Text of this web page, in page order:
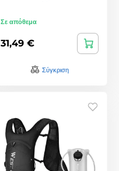
Σε απόθεμα
31,49 €
Σύγκριση